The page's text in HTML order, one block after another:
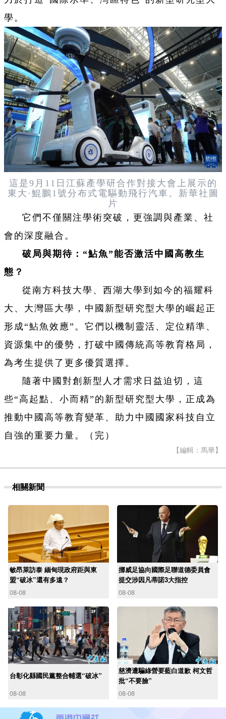
學。
這是9月11日江蘇產學研合作對接大會上展示的
東大·鯤鵬1號分布式電驅動飛行汽車。新華社圖
片
它們不僅關注學術突破，更強調與產業、社
會的深度融合。
破局與期待：“鮎魚”能否激活中國高教生
態？
從南方科技大學、西湖大學到如今的福耀科
大、大灣區大學，中國新型研究型大學的崛起正
形成“鮎魚效應”。它們以機制靈活、定位精準、
資源集中的優勢，打破中國傳統高等教育格局，
為考生提供了更多優質選擇。
隨著中國對創新型人才需求日益迫切，這
些“高起點、小而精”的新型研究型大學，正成為
推動中國高等教育變革、助力中國國家科技自立
自強的重要力量。（完）
【編輯：馬華】
相關新聞
敏昂萊訪泰 緬甸現政府距與東
盟“破冰”還有多遠？
08-08
挪威足協向國際足聯道德委員會
提交涉因凡蒂諾3大指控
08-08
台彰化縣國民黨整合輔選“破冰”
08-08
慈濟遭騙綠營要藍白道歉 柯文哲
批“不要臉”
08-08